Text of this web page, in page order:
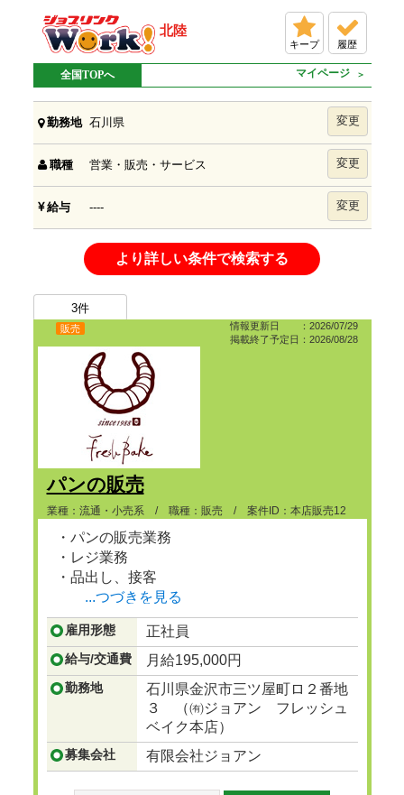
北陸
キープ 履歴
全国TOPへ マイページ
勤務地 石川県 変更
職種 営業・販売・サービス 変更
給与 ---- 変更
より詳しい条件で検索する
3件
情報更新日 ：2026/07/29
掲載終了予定日：2026/08/28
販売
パンの販売
業種：流通・小売系 / 職種：販売 / 案件ID：本店販売12
・パンの販売業務
・レジ業務
・品出し、接客
...つづきを見る
雇用形態 正社員
給与/交通費 月給195,000円
勤務地
石川県金沢市三ツ屋町ロ２番地
３ （㈲ジョアン フレッシュ
ベイク本店）
募集会社 有限会社ジョアン